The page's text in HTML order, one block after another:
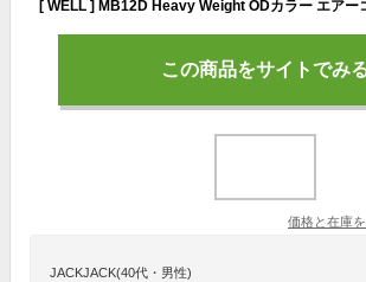
この商品をサイトでみ
価格と在庫を
JACKJACK(40代・男性)